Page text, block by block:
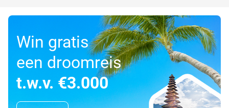
Win gratis
een droomreis
t.w.v. €3.000